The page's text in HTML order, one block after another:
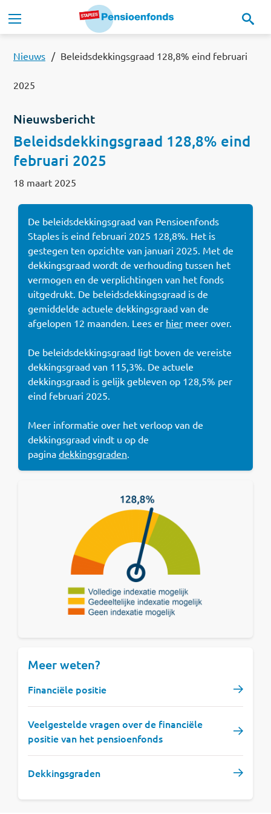
Overslaan en naar de inhoud gaan
Onze regeling
MijnStaplesPensioen
Nieuws
Documenten
Contact
Read this in:English
Nieuws Beleidsdekkingsgraad 128,8% eind februari
2025
Nieuwsbericht
Beleidsdekkingsgraad 128,8% eind
februari 2025
18 maart 2025
De beleidsdekkingsgraad van Pensioenfonds
Staples is eind februari 2025 128,8%. Het is
gestegen ten opzichte van januari 2025. Met de
dekkingsgraad wordt de verhouding tussen het
vermogen en de verplichtingen van het fonds
uitgedrukt. De beleidsdekkingsgraad is de
gemiddelde actuele dekkingsgraad van de
afgelopen 12 maanden. Lees er hier meer over.
De beleidsdekkingsgraad ligt boven de vereiste
dekkingsgraad van 115,3%. De actuele
dekkingsgraad is gelijk gebleven op 128,5% per
eind februari 2025.
Meer informatie over het verloop van de
dekkingsgraad vindt u op de
pagina dekkingsgraden.
Meer weten?
Financiële positie
Veelgestelde vragen over de financiële
positie van het pensioenfonds
Dekkingsgraden